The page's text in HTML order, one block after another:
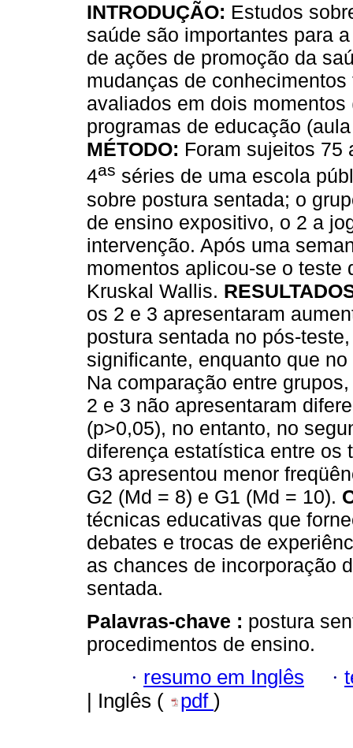
INTRODUÇÃO: Estudos
saúde são importantes para
de ações de promoção da
mudanças de
avaliados em dois
programas de educação
MÉTODO: Foram sujeitos 75
4as séries de uma escola
sobre postura sentada; o
de ensino expositivo, o 2 a
intervenção. Após uma
momentos aplicou-se o teste
Kruskal Wallis.
os 2 e 3 apresentaram
postura sentada no pós-
significante, enquanto que
Na comparação entre
2 e 3 não apresentaram
(p>0,05), no entanto, no
diferença estatística entre os
G3 apresentou menor
G2 (Md = 8) e G1 (Md = 10).
técnicas educativas que
debates e trocas de
as chances de incorporação
sentada.
Palavras-chave : postura
procedimentos de ensino.
· resumo em Inglês ·
| Inglês (
pdf )